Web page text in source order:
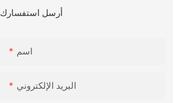
أرسل استفسارك
اسم
البريد الإلكتروني